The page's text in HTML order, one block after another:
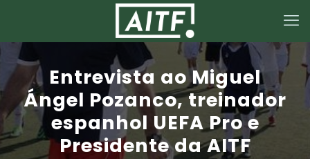
Entrevista ao Miguel
Ángel Pozanco, treinador
espanhol UEFA Pro e
Presidente da AITF